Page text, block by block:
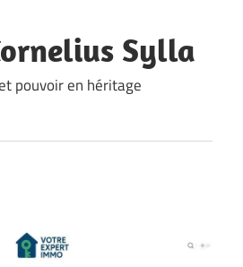
Sylla
pouvoir en héritage